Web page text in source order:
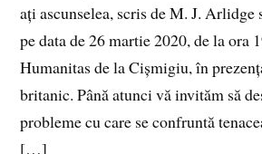
ați ascunselea, scris de M. J. Arlidge
pe data de 26 martie 2020, de la ora
Humanitas de la Cișmigiu, în
britanic. Până atunci vă invităm să
probleme cu care se confruntă
[…]